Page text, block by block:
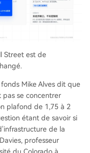
Street est de
Mike Alves dit que
pas se concentrer
plafond de 1,75 à 2
étant de savoir si
de la
professeur